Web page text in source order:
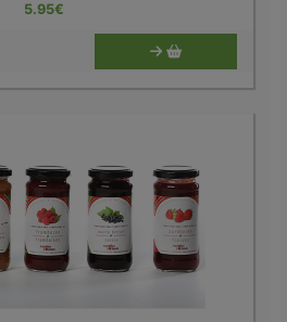
5.95€